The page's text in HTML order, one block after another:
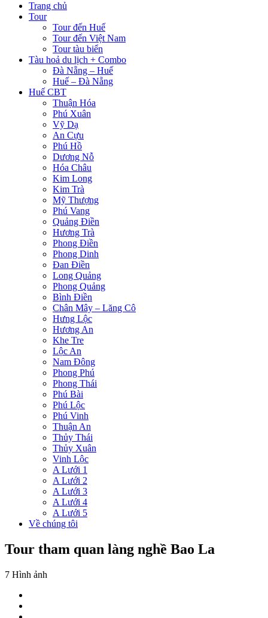
Trang chủ
Tour
Tour đến Huế
Tour đến Việt Nam
Tour tàu biển
Tàu hoả du lịch + Combo
Đà Nẵng – Huế
Huế – Đà Nẵng
Huế CBT
Thuận Hóa
Phú Xuân
Vỹ Dạ
An Cựu
Phú Hồ
Dương Nỗ
Hóa Châu
Kim Long
Kim Trà
Mỹ Thượng
Phú Vang
Quảng Điền
Hương Trà
Phong Điền
Phong Dinh
Đan Điền
Long Quảng
Phong Quảng
Bình Điền
Chân Mây – Lăng Cô
Hưng Lộc
Hương An
Khe Tre
Lộc An
Nam Đông
Phong Phú
Phong Thái
Phú Bài
Phú Lộc
Phú Vinh
Thuận An
Thủy Thái
Thủy Xuân
Vinh Lộc
A Lưới 1
A Lưới 2
A Lưới 3
A Lưới 4
A Lưới 5
Về chúng tôi
Tour tham quan làng nghề Bao La
7 Hình ảnh